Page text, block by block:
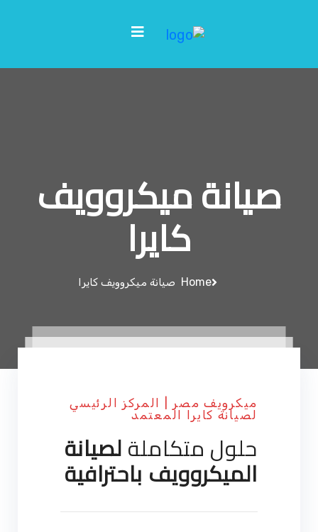
صيانة ميكروويف
كايرا
Home صيانة ميكروويف كايرا
ميكرويف مصر | المركز الرئيسي
لصيانة كايرا المعتمد
حلول متكاملةلصيانة
الميكروويف باحترافية